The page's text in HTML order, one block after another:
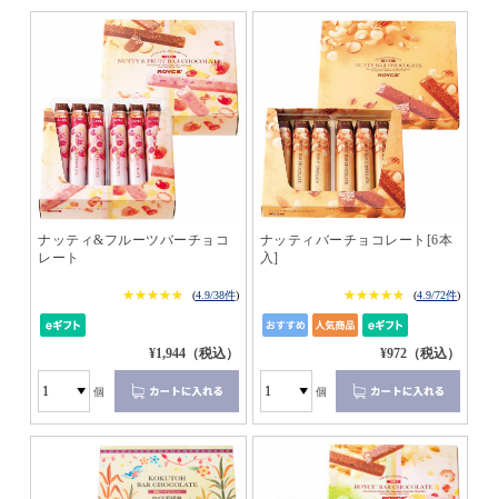
ナッティ&フルーツバーチョコ
レート
★★★★★
★★★★★ (4.9/38件)
¥1,944（税込）
個
ナッティバーチョコレート[6本
入]
★★★★★
★★★★★ (4.9/72件)
¥972（税込）
個